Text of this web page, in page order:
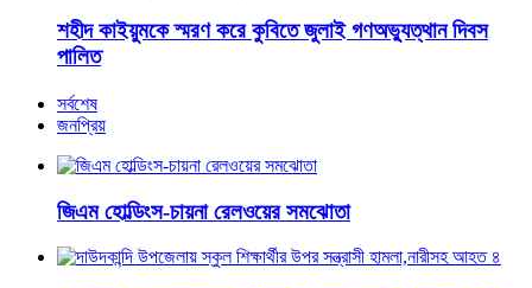
শহীদ কাইয়ুমকে স্মরণ করে কুবিতে জুলাই গণঅভ্যুত্থান দিবস
পালিত
সর্বশেষ
জনপ্রিয়
জিএম হোল্ডিংস-চায়না রেলওয়ের সমঝোতা